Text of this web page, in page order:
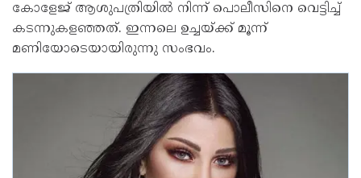
കോളേജ് ആശുപത്രിയിൽ നിന്ന് പൊലീസിനെ വെട്ടിച്ച്
കടന്നുകളഞ്ഞത്. ഇന്നലെ ഉച്ചയ്ക്ക് മൂന്ന്
മണിയോടെയായിരുന്നു സംഭവം.